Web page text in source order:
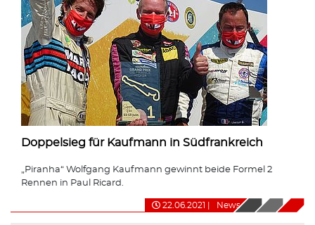
Doppelsieg für Kaufmann in Südfrankreich
„Piranha“ Wolfgang Kaufmann gewinnt beide Formel 2
Rennen in Paul Ricard.
22.06.2021 News